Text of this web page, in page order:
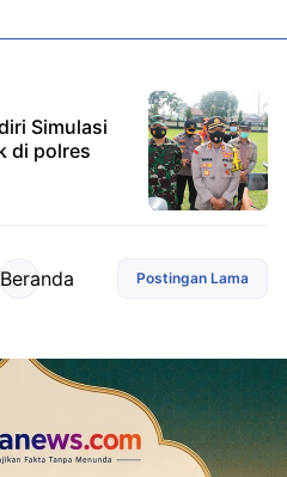
Simulasi
di polres
Postingan Lama
Beranda